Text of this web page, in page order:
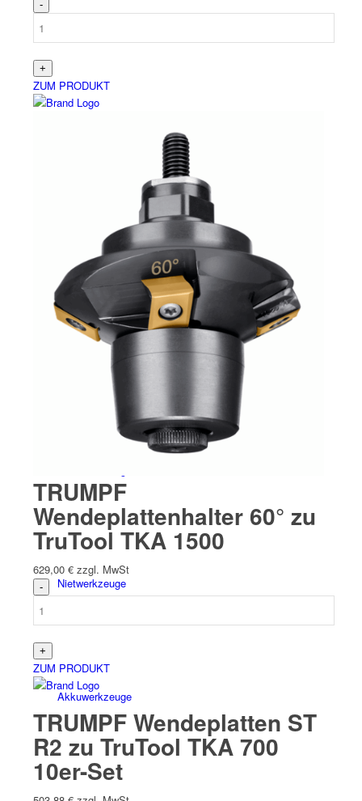
Niet­werk­zeuge
Akkuwerkzeuge
ZUM PRODUKT
TRUMPF
Wendeplattenhalter 60° zu
TruTool TKA 1500
629,00 € zzgl. MwSt
ZUM PRODUKT
TRUMPF Wendeplatten ST
R2 zu TruTool TKA 700
10er-Set